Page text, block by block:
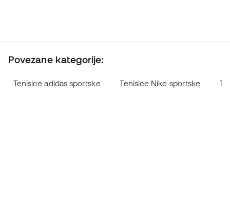
Povezane kategorije:
Tenisice adidas sportske Tenisice Nike sportske